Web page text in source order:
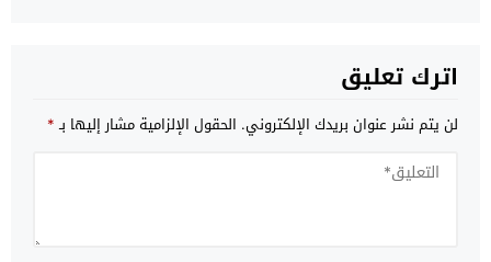
اترك تعليق
لن يتم نشر عنوان بريدك الإلكتروني. الحقول الإلزامية مشار إليها بـ*